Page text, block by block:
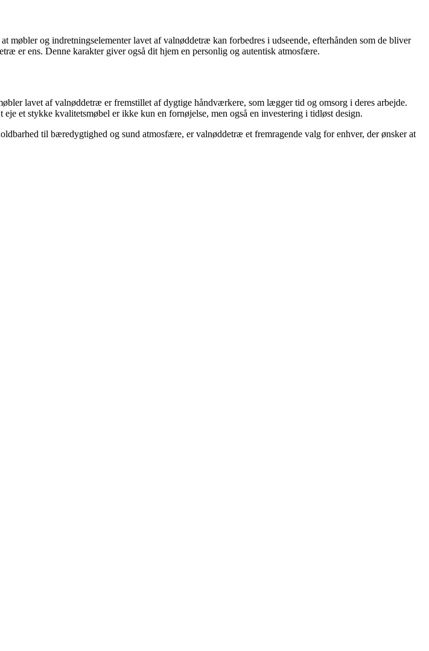
møbler og indretningselementer lavet af valnøddetræ kan forbedres i udseende, efterhånden som de bliver
er ens. Denne karakter giver også dit hjem en personlig og autentisk atmosfære.
lavet af valnøddetræ er fremstillet af dygtige håndværkere, som lægger tid og omsorg i deres arbejde.
et stykke kvalitetsmøbel er ikke kun en fornøjelse, men også en investering i tidløst design.
til bæredygtighed og sund atmosfære, er valnøddetræ et fremragende valg for enhver, der ønsker at